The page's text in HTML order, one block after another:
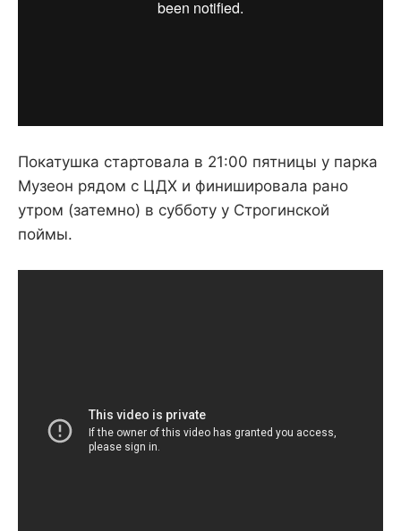
Покатушка стартовала в 21:00 пятницы у парка
Музеон рядом с ЦДХ и финишировала рано
утром (затемно) в субботу у Строгинской
поймы.